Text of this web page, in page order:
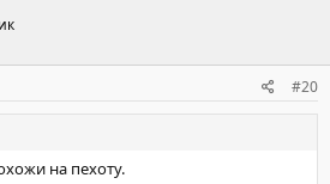
#20
на пехоту.